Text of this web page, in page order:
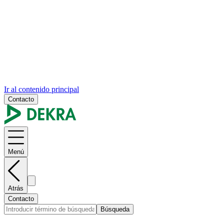
Ir al contenido principal
Contacto
Menú
Atrás
Contacto
Búsqueda